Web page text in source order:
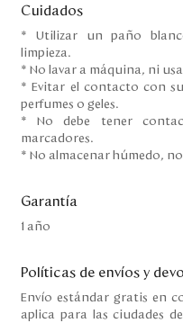
Cuidados
* Utilizar un paño
limpieza.
* No lavar a máquina, ni
* Evitar el contacto con
perfumes o geles.
* No debe tener
marcadores.
* No almacenar húmedo,
Garantía
1 año
Políticas de envíos y
Envío estándar gratis en
aplica para las ciudades